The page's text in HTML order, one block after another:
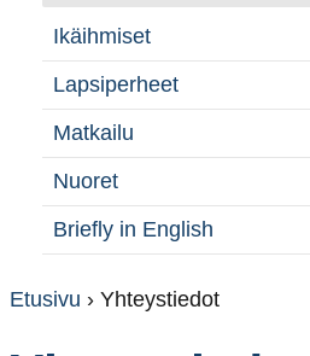
Ikäihmiset
Lapsiperheet
Matkailu
Nuoret
Briefly in English
Etusivu › Yhteystiedot